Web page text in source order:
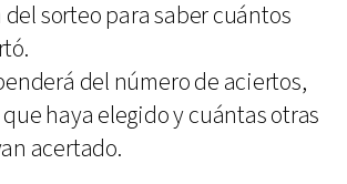
sorteo para saber cuántos
del número de aciertos,
haya elegido y cuántas otras
acertado.